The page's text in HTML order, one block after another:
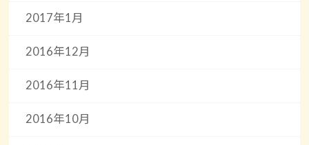
2017年1月
2016年12月
2016年11月
2016年10月